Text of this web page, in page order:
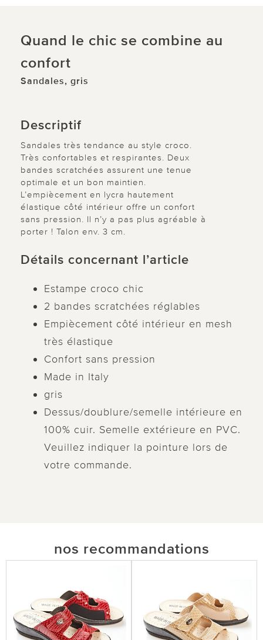
Quand le chic se combine au
confort
Sandales, gris
Descriptif
Sandales très tendance au style croco.
Très confortables et respirantes. Deux
bandes scratchées assurent une tenue
optimale et un bon maintien.
L’empiècement en lycra hautement
élastique côté intérieur offre un confort
sans pression. Il n’y a pas plus agréable à
porter ! Talon env. 3 cm.
Détails concernant l’article
Estampe croco chic
2 bandes scratchées réglables
Empiècement côté intérieur en mesh
très élastique
Confort sans pression
Made in Italy
gris
Dessus/doublure/semelle intérieure en
100% cuir. Semelle extérieure en PVC.
Veuillez indiquer la pointure lors de
votre commande.
nos recommandations